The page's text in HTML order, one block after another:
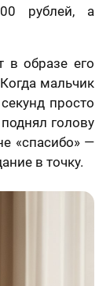
рублей, а
в образе его
мальчик
просто
голову
«спасибо» —
в точку.